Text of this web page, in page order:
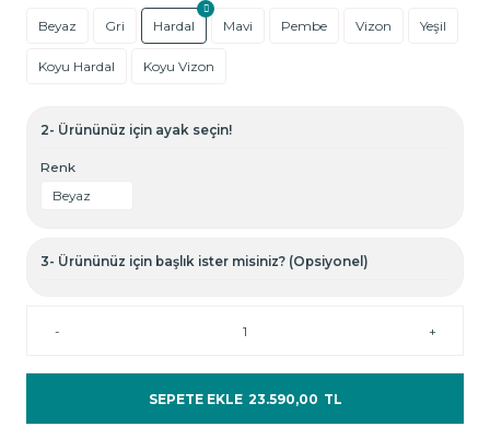
Beyaz Gri Hardal Mavi Pembe Vizon Yeşil
Koyu Hardal Koyu Vizon
2- Ürününüz için ayak seçin!
Renk
Beyaz
3- Ürününüz için başlık ister misiniz? (Opsiyonel)
- +
SEPETE EKLE 23.590,00 TL